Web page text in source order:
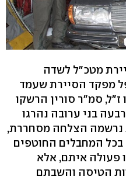
מטכ"ל לשדה
מפקד הסיירת שעמד
ז"ל, סמ"ר סורין הרשקו
בני ערובה נהרגו
נרשמה הצלחה מסחררת,
המחבלים החוטפים
פעולה איתם, אלא
הטיסה והשבתם